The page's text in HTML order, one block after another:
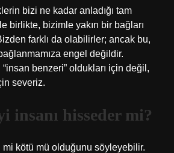
bizi ne kadar anladığı tam
birlikte, bizimle yakın bir bağları
farklı da olabilirler; ancak bu,
engel değildir.
benzeri” oldukları için değil,
severiz.
insanı hisseder mi?
kötü mü olduğunu söyleyebilir.